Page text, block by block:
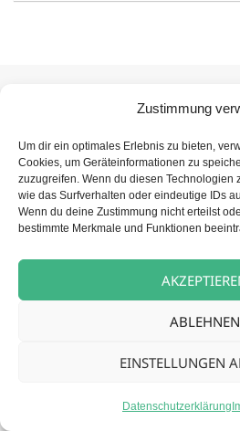
Zustimmung
Um dir ein optimales Erlebnis zu bieten,
Cookies, um Geräteinformationen zu
zuzugreifen. Wenn du diesen Technologien
wie das Surfverhalten oder eindeutige IDs
Wenn du deine Zustimmung nicht erteilst
bestimmte Merkmale und Funktionen
ABLEHNEN
EINSTELLUNGEN
Datenschutzerklärung
Beitragsnavigation
NÄCHSTER
Nächster
Beitrag:
Betreuungskraft (m/w/
Tagespflege
Datenschutz Stolz